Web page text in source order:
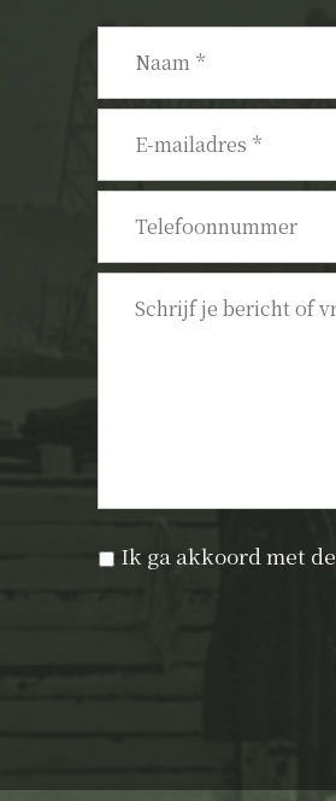
Naam *
E-
mailadres *
Telefoonnummer
Bericht
Privacyverklaring *
Ik ga akkoord met de